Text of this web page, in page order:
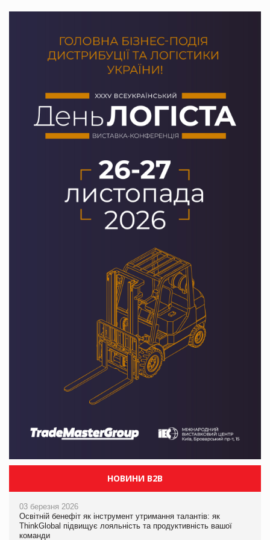
НОВИНИ B2B
03 березня 2026
Освітній бенефіт як інструмент утримання талантів: як
ThinkGlobal підвищує лояльність та продуктивність вашої
команди